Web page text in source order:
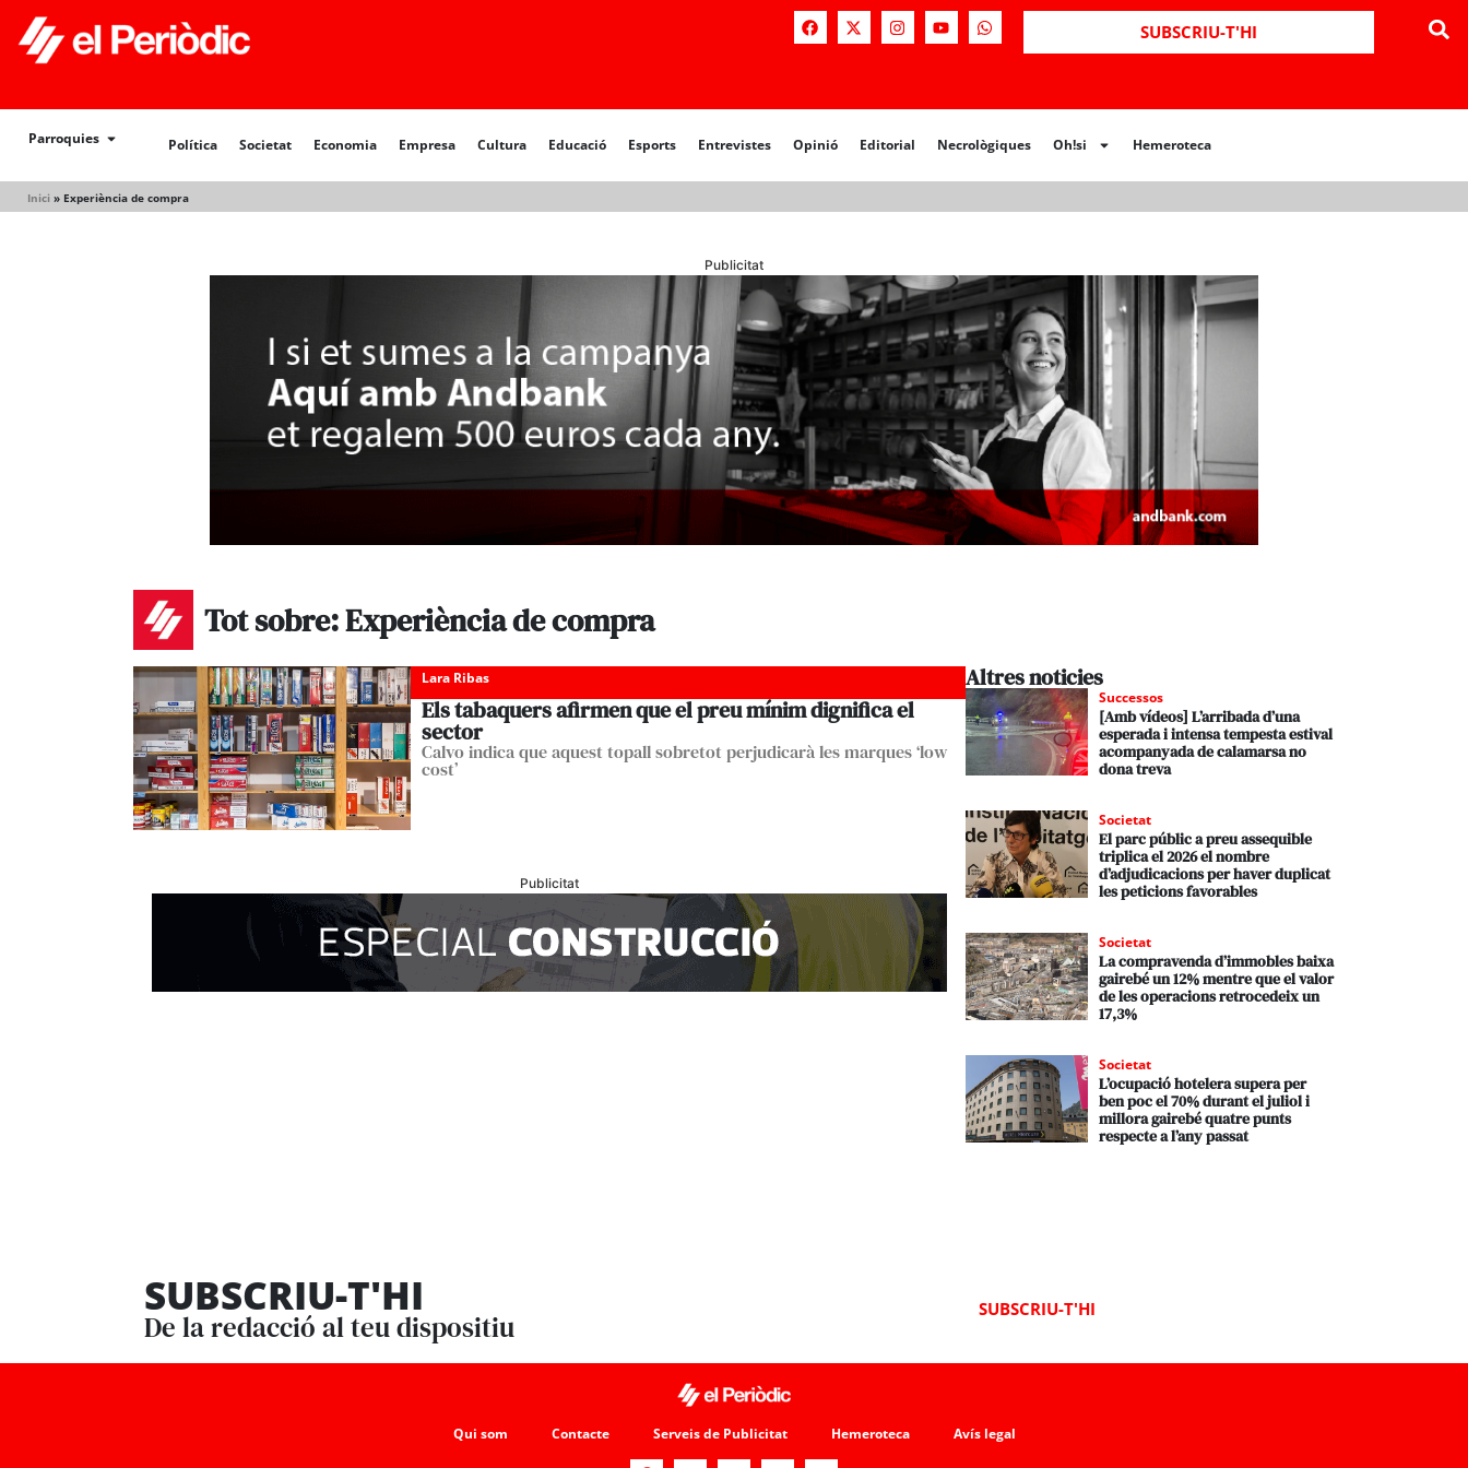
SUBSCRIU-T'HI
Parroquies Política Societat Economia Empresa Cultura Educació Esports Entrevistes Opinió Editorial Necrològiques Oh!si Hemeroteca
Inici » Experiència de compra
Política Societat Opinió Editorial Necrològiques Hemeroteca
Publicitat
Tot sobre: Experiència de compra
Lara Ribas
Els tabaquers afirmen que el preu mínim dignifica el
sector
Calvo indica que aquest topall sobretot perjudicarà les marques ‘low
cost’
Publicitat
Altres noticies
Successos
[Amb vídeos] L’arribada d’una
esperada i intensa tempesta estival
acompanyada de calamarsa no
dona treva
Societat
El parc públic a preu assequible
triplica el 2026 el nombre
d’adjudicacions per haver duplicat
les peticions favorables
Societat
La compravenda d’immobles baixa
gairebé un 12% mentre que el valor
de les operacions retrocedeix un
17,3%
Societat
L’ocupació hotelera supera per
ben poc el 70% durant el juliol i
millora gairebé quatre punts
respecte a l’any passat
SUBSCRIU-T'HI
De la redacció al teu dispositiu
SUBSCRIU-T'HI
Qui som Contacte Serveis de Publicitat Hemeroteca Avís legal